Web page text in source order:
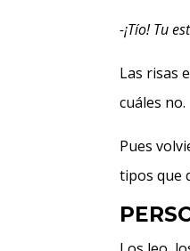
-¡Tío! Tu
Las risas
cuáles no.
Pues
tipos que